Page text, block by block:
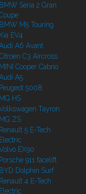
BMW Seria 2 Gran
BMW M5 Touring
Kia EV4
A6 Avant
C3 Aircross
MINI Cooper Cabrio
A5
Peugeot 5008
MG HS
Tayron
MG ZS
Renault 5 E-Tech
Electric
EX90
Porsche 911 facelift
BYD Dolphin Surf
Renault 4 E-Tech
Electric